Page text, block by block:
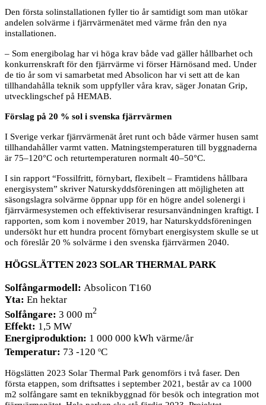
Den första solinstallationen fyller tio år samtidigt som man utökar
andelen solvärme i fjärrvärmenätet med värme från den nya
installationen.
– Som energibolag har vi höga krav både vad gäller hållbarhet och
konkurrenskraft för den fjärrvärme vi förser Härnösand med. Under
de tio år som vi samarbetat med Absolicon har vi sett att de kan
tillhandahålla teknik som uppfyller våra krav, säger Jonatan Grip,
utvecklingschef på HEMAB.
Förslag på 20 % sol i svenska fjärrvärmen
I Sverige verkar fjärrvärmenät året runt och både värmer husen samt
tillhandahåller varmt vatten. Matningstemperaturen till byggnaderna
är 75–120°C och returtemperaturen normalt 40–50°C.
I sin rapport “Fossilfritt, förnybart, flexibelt – Framtidens hållbara
energisystem” skriver Naturskyddsföreningen att möjligheten att
säsongslagra solvärme öppnar upp för en högre andel solenergi i
fjärrvärmesystemen och effektiviserar resursanvändningen kraftigt. I
rapporten, som kom i november 2019, har Naturskyddsföreningen
undersökt hur ett hundra procent förnybart energisystem skulle se ut
och föreslår 20 % solvärme i den svenska fjärrvärmen 2040.
HÖGSLÄTTEN 2023 SOLAR THERMAL PARK
Solfångarmodell: Absolicon T160
Yta: En hektar
Solfångare: 3 000 m2
Effekt: 1,5 MW
Energiproduktion: 1 000 000 kWh värme/år
Temperatur: 73 -120 oC
Högslätten 2023 Solar Thermal Park genomförs i två faser. Den
första etappen, som driftsattes i september 2021, består av ca 1000
m2 solfångare samt en teknikbyggnad för besök och integration mot